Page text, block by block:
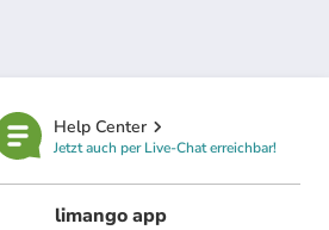
Help Center
Jetzt auch per Live-Chat erreichbar!
limango app